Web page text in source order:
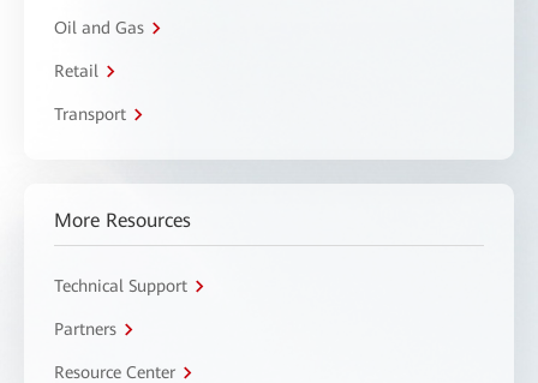
Oil and Gas
Retail
Transport
More Resources
Technical Support
Partners
Resource Center